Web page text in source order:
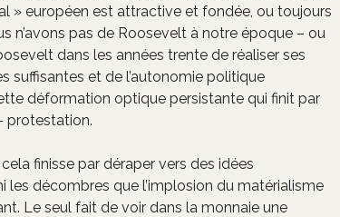
» européen est attractive et fondée, ou toujours
n’avons pas de Roosevelt à notre époque – ou
dans les années trente de réaliser ses
suffisantes et de l’autonomie politique
déformation optique persistante qui finit par
protestation.
finisse par déraper vers des idées
décombres que l’implosion du matérialisme
Le seul fait de voir dans la monnaie une